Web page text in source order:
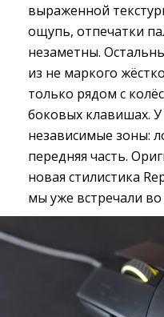
выраженной
ощупь, отпечатки
незаметны.
из не маркого
только рядом с
боковых клавишах.
независимые зоны:
передняя часть.
новая стилистика
мы уже встречали